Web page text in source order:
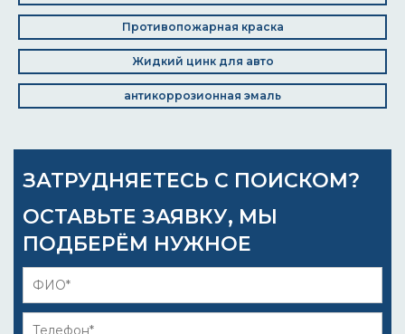
Противопожарная краска
Жидкий цинк для авто
антикоррозионная эмаль
ЗАТРУДНЯЕТЕСЬ С ПОИСКОМ?
ОСТАВЬТЕ ЗАЯВКУ, МЫ
ПОДБЕРЁМ НУЖНОЕ